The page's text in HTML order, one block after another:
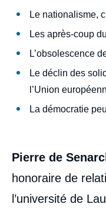
Le nationalisme,
Les après-coup
L’obsolescence
Le déclin des
l’Union
La démocratie
Pierre de
honoraire de
l’université de